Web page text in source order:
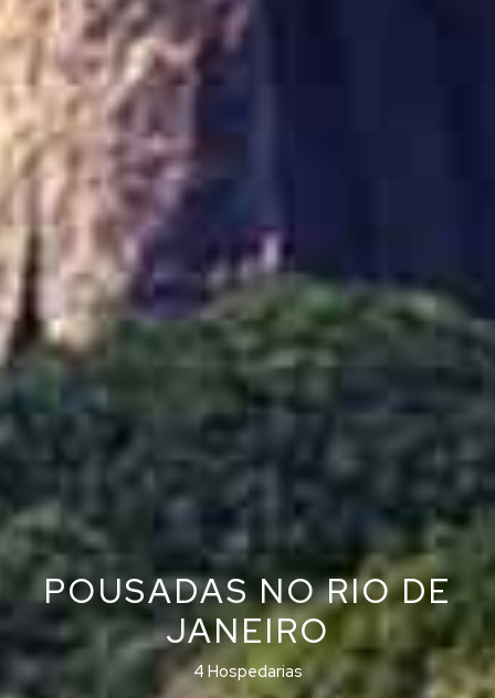
POUSADAS NO RIO DE
JANEIRO
4 Hospedarias